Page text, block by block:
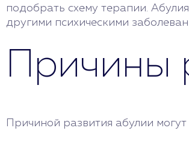
подобрать схему терапии.
другими психическими
Причины
Причиной развития абулии